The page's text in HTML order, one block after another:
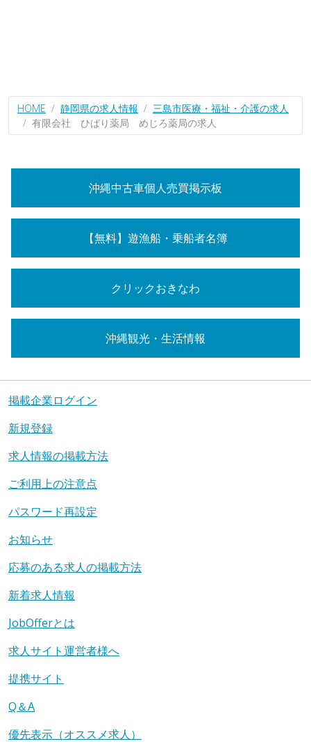
HOME 静岡県の求人情報
三島市医療・福祉・介護の求人
有限会社 ひばり薬局 めじろ薬局の求人
沖縄中古車個人売買掲示板
【無料】遊漁船・乗船者名簿
クリックおきなわ
沖縄観光・生活情報
掲載企業ログイン
新規登録
求人情報の掲載方法
ご利用上の注意点
パスワード再設定
お知らせ
応募のある求人の掲載方法
新着求人情報
JobOfferとは
求人サイト運営者様へ
提携サイト
Q＆A
優先表示（オススメ求人）